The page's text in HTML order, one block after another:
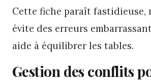
Cette fiche paraît fastidieuse,
évite des erreurs
aide à équilibrer les tables.
Gestion des conflits